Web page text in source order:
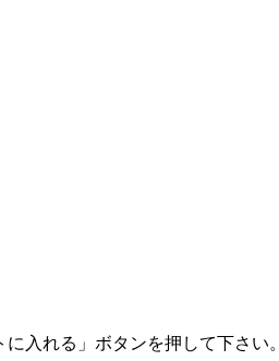
入れる」ボタンを押して下さい。